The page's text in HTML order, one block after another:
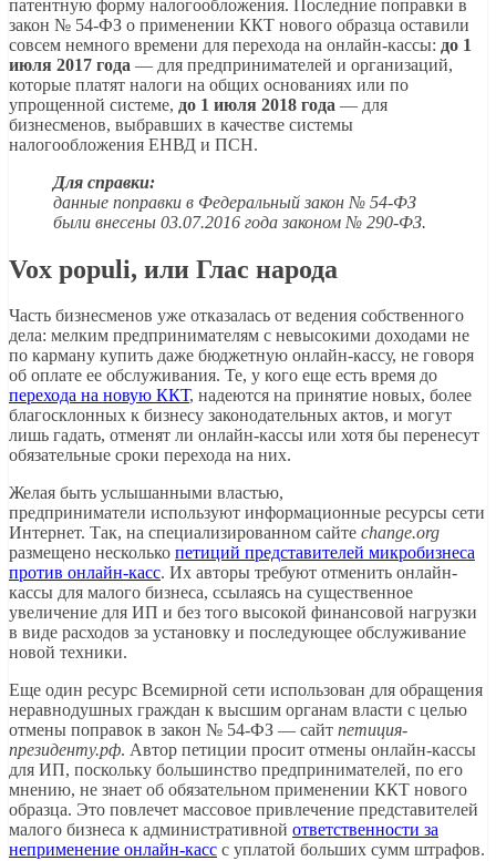
патентную форму налогообложения.
Последние поправки в
закон № 54-ФЗ о применении ККТ нового образца оставили
совсем немного времени для перехода на онлайн-кассы: до 1
июля 2017 года — для предпринимателей и организаций,
которые платят налоги на общих основаниях или по
упрощенной системе, до 1 июля 2018 года — для
бизнесменов, выбравших в качестве системы
налогообложения ЕНВД и ПСН.
Для справки:
данные поправки в Федеральный закон № 54-ФЗ
были внесены 03.07.2016 года законом № 290-ФЗ.
Vox populi, или Глас народа
Часть бизнесменов уже отказалась от ведения собственного
дела: мелким предпринимателям с невысокими доходами не
по карману купить даже бюджетную онлайн-кассу, не говоря
об оплате ее обслуживания. Те, у кого еще есть время до
перехода на новую ККТ, надеются на принятие новых, более
благосклонных к бизнесу законодательных актов, и могут
лишь гадать, отменят ли онлайн-кассы или хотя бы перенесут
обязательные сроки перехода на них.
Желая быть услышанными властью,
предприниматели используют информационные ресурсы сети
Интернет. Так, на специализированном сайте change.org
размещено несколько петиций представителей микробизнеса
против онлайн-касс. Их авторы требуют отменить онлайн-
кассы для малого бизнеса, ссылаясь на существенное
увеличение для ИП и без того высокой финансовой нагрузки
в виде расходов за установку и последующее обслуживание
новой техники.
Еще один ресурс Всемирной сети использован для обращения
неравнодушных граждан к высшим органам власти с целью
отмены поправок в закон № 54-ФЗ — сайт петиция-
президенту.рф. Автор петиции просит отмены онлайн-кассы
для ИП, поскольку большинство предпринимателей, по его
мнению, не знает об обязательном применении ККТ нового
образца. Это повлечет массовое привлечение представителей
малого бизнеса к административной ответственности за
неприменение онлайн-касс с уплатой больших сумм штрафов.